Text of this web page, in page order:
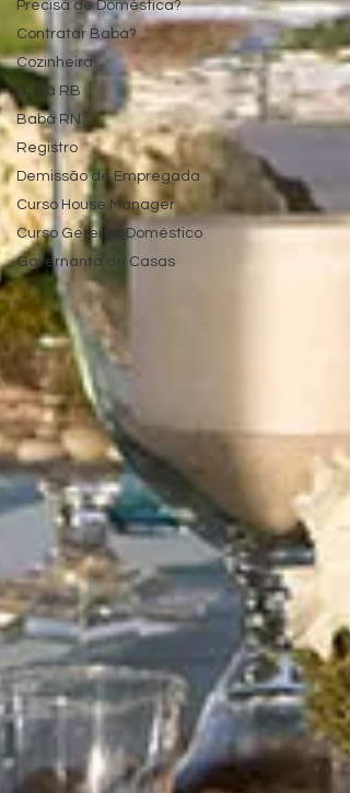
Precisa de Doméstica?
Contratar Babá?
Cozinheira
Babá RB
Babá RN
Registro
Demissão de Empregada
Curso House Manager
Curso Gerente Doméstico
Governanta de Casas